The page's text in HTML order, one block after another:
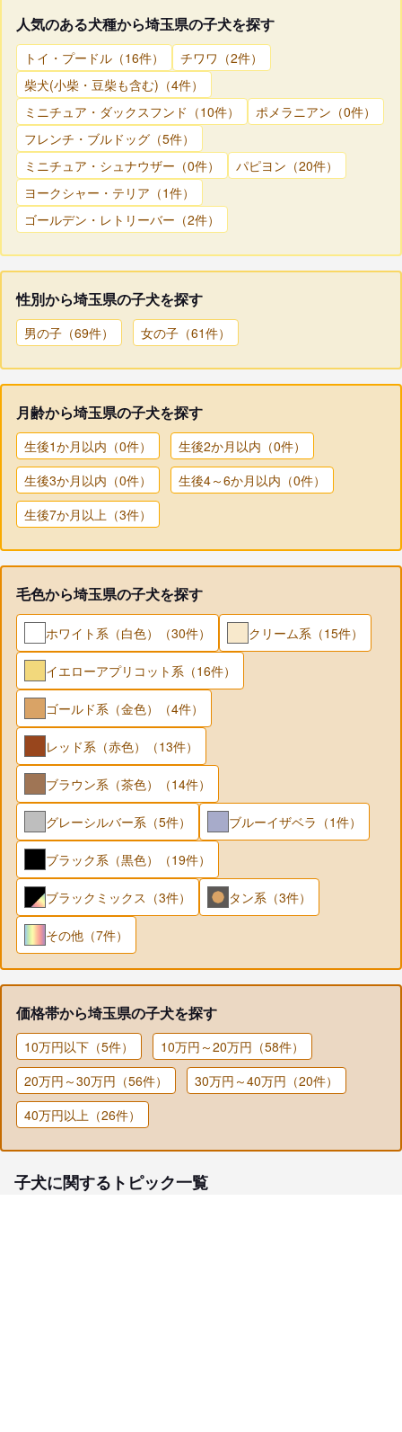
人気のある犬種から埼玉県の子犬を探す
トイ・プードル（16件）
チワワ（2件）
柴犬(小柴・豆柴も含む)（4件）
ミニチュア・ダックスフンド（10件）
ポメラニアン（0件）
フレンチ・ブルドッグ（5件）
ミニチュア・シュナウザー（0件）
パピヨン（20件）
ヨークシャー・テリア（1件）
ゴールデン・レトリーバー（2件）
性別から埼玉県の子犬を探す
男の子（69件） 女の子（61件）
月齢から埼玉県の子犬を探す
生後1か月以内（0件）
生後2か月以内（0件）
生後3か月以内（0件）
生後4～6か月以内（0件）
生後7か月以上（3件）
毛色から埼玉県の子犬を探す
ホワイト系（白色）（30件） クリーム系（15件）
イエローアプリコット系（16件）
ゴールド系（金色）（4件）
レッド系（赤色）（13件）
ブラウン系（茶色）（14件）
グレーシルバー系（5件） ブルーイザベラ（1件）
ブラック系（黒色）（19件）
ブラックミックス（3件） タン系（3件）
その他（7件）
価格帯から埼玉県の子犬を探す
10万円以下（5件）
10万円～20万円（58件）
20万円～30万円（56件）
30万円～40万円（20件）
40万円以上（26件）
子犬に関するトピック一覧